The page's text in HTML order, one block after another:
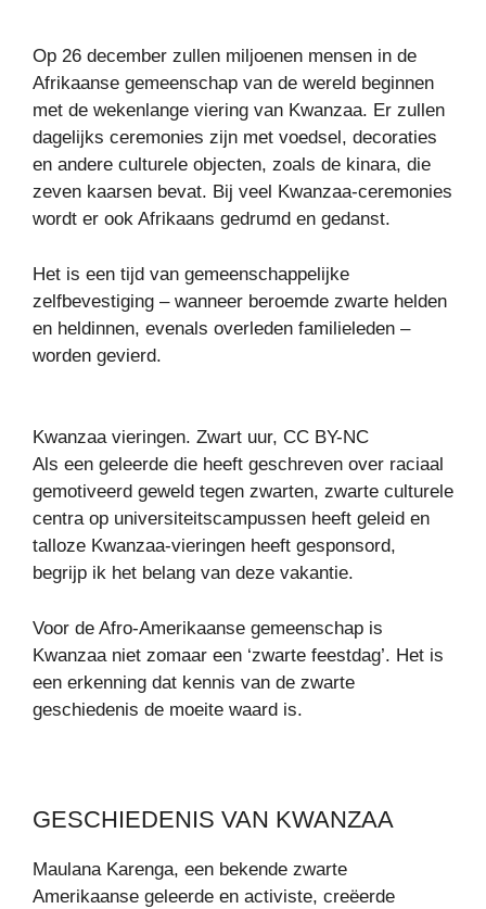
Op 26 december zullen miljoenen mensen in de
Afrikaanse gemeenschap van de wereld beginnen
met de wekenlange viering van Kwanzaa. Er zullen
dagelijks ceremonies zijn met voedsel, decoraties
en andere culturele objecten, zoals de kinara, die
zeven kaarsen bevat. Bij veel Kwanzaa-ceremonies
wordt er ook Afrikaans gedrumd en gedanst.
Het is een tijd van gemeenschappelijke
zelfbevestiging – wanneer beroemde zwarte helden
en heldinnen, evenals overleden familieleden –
worden gevierd.
Kwanzaa vieringen. Zwart uur, CC BY-NC
Als een geleerde die heeft geschreven over raciaal
gemotiveerd geweld tegen zwarten, zwarte culturele
centra op universiteitscampussen heeft geleid en
talloze Kwanzaa-vieringen heeft gesponsord,
begrijp ik het belang van deze vakantie.
Voor de Afro-Amerikaanse gemeenschap is
Kwanzaa niet zomaar een ‘zwarte feestdag’. Het is
een erkenning dat kennis van de zwarte
geschiedenis de moeite waard is.
GESCHIEDENIS VAN KWANZAA
Maulana Karenga, een bekende zwarte
Amerikaanse geleerde en activiste, creëerde